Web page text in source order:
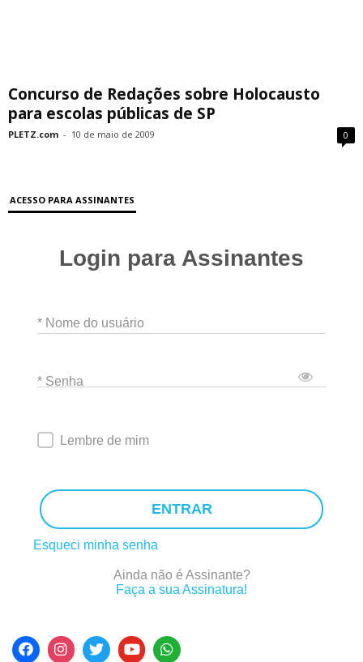
Concurso de Redações sobre Holocausto
para escolas públicas de SP
PLETZ.com - 10 de maio de 2009 0
ACESSO PARA ASSINANTES
Login para Assinantes
* Nome do usuário
* Senha
Lembre de mim
ENTRAR
Esqueci minha senha
Ainda não é Assinante?
Faça a sua Assinatura!